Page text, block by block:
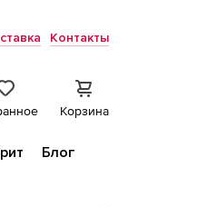
Контакты
Корзина
Блог